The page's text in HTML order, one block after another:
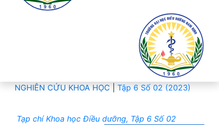
NGHIÊN CỨU KHOA HỌC Tập 6 Số 02 (2023)
Tạp chí Khoa học Điều dưỡng, Tập 6 Số 02